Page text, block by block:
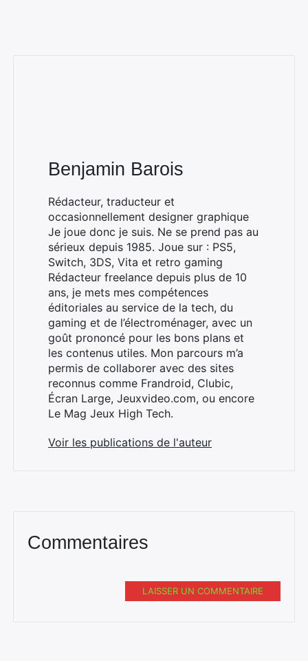
Benjamin Barois
Rédacteur, traducteur et
occasionnellement designer graphique
Je joue donc je suis. Ne se prend pas au
sérieux depuis 1985. Joue sur : PS5,
Switch, 3DS, Vita et retro gaming
Rédacteur freelance depuis plus de 10
ans, je mets mes compétences
éditoriales au service de la tech, du
gaming et de l’électroménager, avec un
goût prononcé pour les bons plans et
les contenus utiles. Mon parcours m’a
permis de collaborer avec des sites
reconnus comme Frandroid, Clubic,
Écran Large, Jeuxvideo.com, ou encore
Le Mag Jeux High Tech.
Voir les publications de l'auteur
Commentaires
LAISSER UN COMMENTAIRE
Rechercher
: